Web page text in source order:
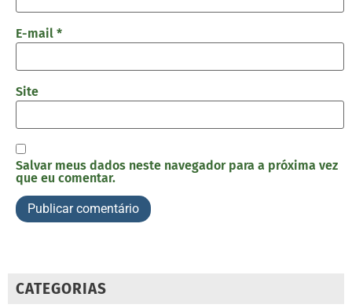
E-mail *
Site
Salvar meus dados neste navegador para a próxima vez
que eu comentar.
CATEGORIAS